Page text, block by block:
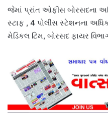
જેમાં પ્રાંત ઓફીસ બોરસદના
સ્ટાફ , 4 પોલીસ સ્ટેશનના
મેડિકલ ટિમ, બોરસદ ફાયર